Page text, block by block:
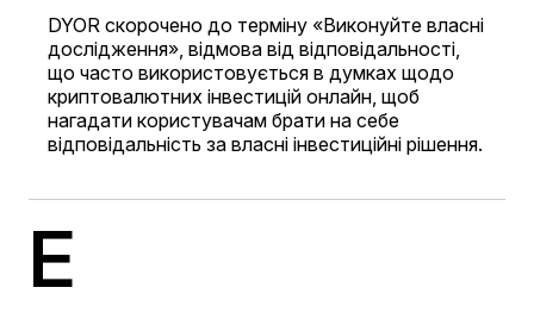
DYOR скорочено до терміну «Виконуйте власні
дослідження», відмова від відповідальності,
що часто використовується в думках щодо
криптовалютних інвестицій онлайн, щоб
нагадати користувачам брати на себе
відповідальність за власні інвестиційні рішення.
E